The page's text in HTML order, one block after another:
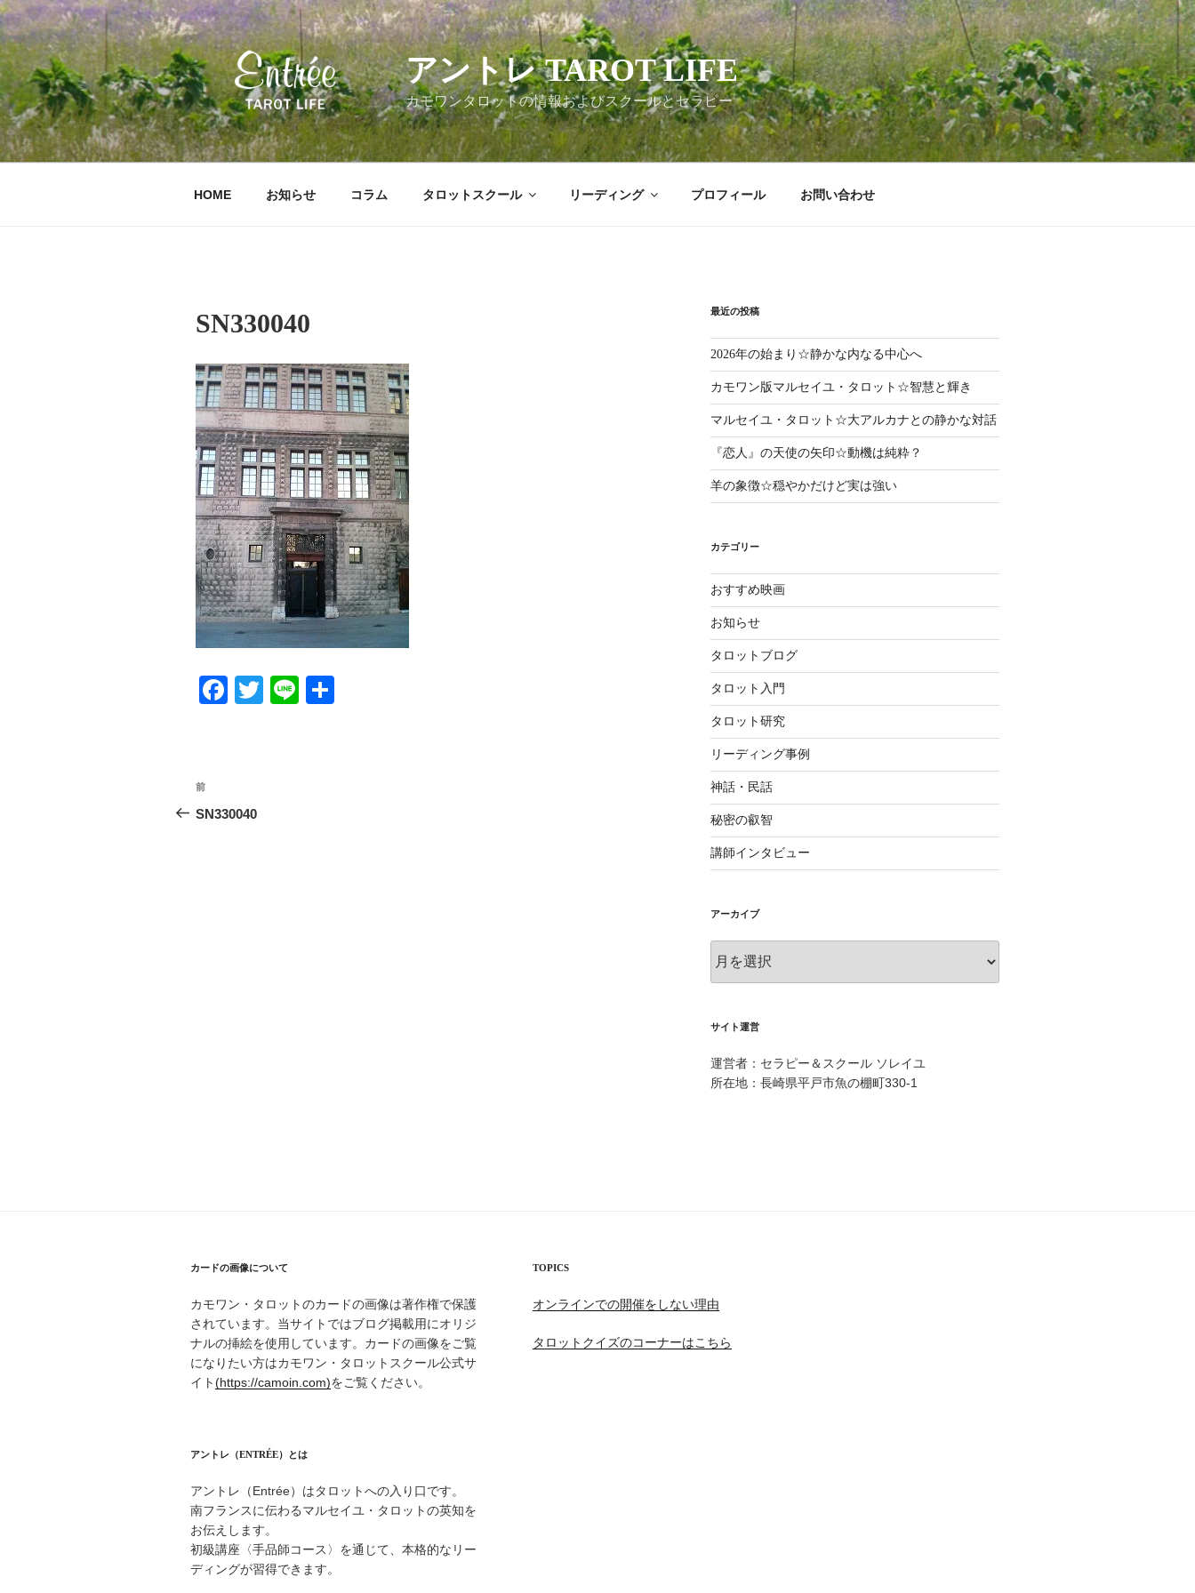
コ
ン
テ
ン
ツ
へ
ス
キ
アントレ TAROT LIFE
カモワンタロットの情報およびスクールとセラピー
HOME お知らせ コラム タロットスクール リーディング プロフィール お問い合わせ
SN330040
Fa T
Li
投
稿
前
の
前
SN330040
最近の投稿
2026年の始まり☆静かな内なる中心へ
カモワン版マルセイユ・タロット☆智慧と輝き
マルセイユ・タロット☆大アルカナとの静かな対話
『恋人』の天使の矢印☆動機は純粋？
羊の象徴☆穏やかだけど実は強い
カテゴリー
おすすめ映画
お知らせ
タロットブログ
タロット入門
タロット研究
リーディング事例
神話・民話
秘密の叡智
講師インタビュー
アーカイブ
ー
ブ
サイト運営
運営者：セラピー＆スクール ソレイユ
所在地：長崎県平戸市魚の棚町330-1
カードの画像について
カモワン・タロットのカードの画像は著作権で保護
されています。当サイトではブログ掲載用にオリジ
ナルの挿絵を使用しています。カードの画像をご覧
になりたい方はカモワン・タロットスクール公式サ
イト(https://camoin.com)をご覧ください。
アントレ（ENTRÉE）とは
アントレ（Entrée）はタロットへの入り口です。
南フランスに伝わるマルセイユ・タロットの英知を
お伝えします。
初級講座〈手品師コース〉を通じて、本格的なリー
ディングが習得できます。
TOPICS
オンラインでの開催をしない理由
タロットクイズのコーナーはこちら